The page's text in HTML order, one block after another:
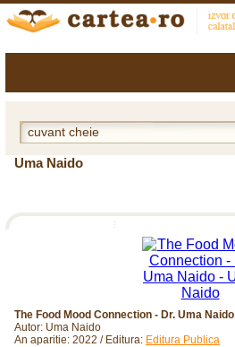
Uma Naido
The Food Mood Connection - Dr. Uma Naido
Autor: Uma Naido
An aparitie: 2022 / Editura: Editura Publica